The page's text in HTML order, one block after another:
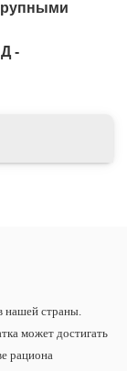
-
нашей страны.
может достигать
рациона